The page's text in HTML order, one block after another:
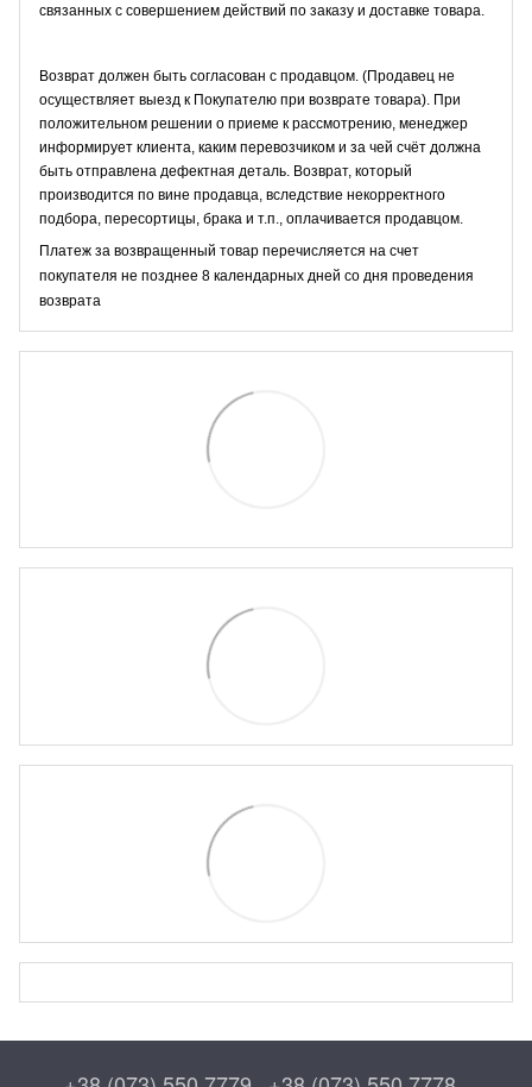
связанных с совершением действий по заказу и доставке товара.
Возврат должен быть согласован с продавцом. (Продавец не
осуществляет выезд к Покупателю при возврате товара). При
положительном решении о приеме к рассмотрению, менеджер
информирует клиента, каким перевозчиком и за чей счёт должна
быть отправлена дефектная деталь. Возврат, который
производится по вине продавца, вследствие некорректного
подбора, пересортицы, брака и т.п., оплачивается продавцом.
Платеж за возвращенный товар перечисляется на счет
покупателя не позднее 8 календарных дней со дня проведения
возврата